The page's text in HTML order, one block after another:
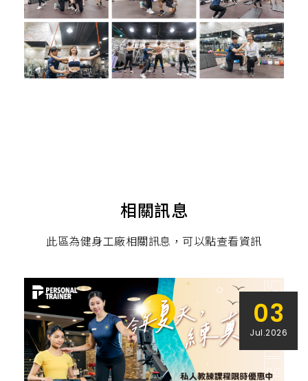
相關訊息
此區為健身工廠相關訊息，可以點查看資訊
03
Jul.2026